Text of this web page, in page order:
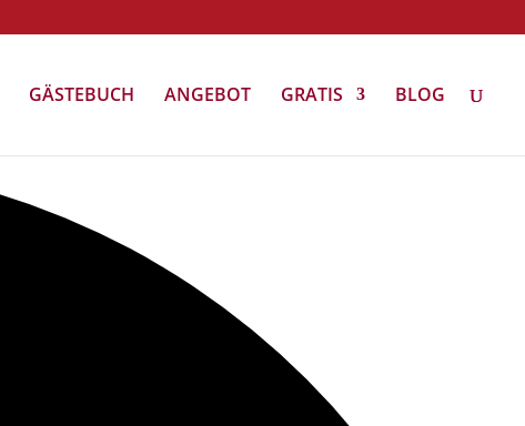
GÄSTEBUCH ANGEBOT GRATIS BLOG